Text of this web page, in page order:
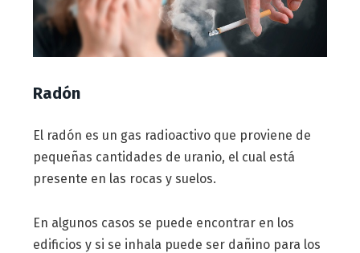
Radón
El radón es un gas radioactivo que proviene de
pequeñas cantidades de uranio, el cual está
presente en las rocas y suelos.
En algunos casos se puede encontrar en los
edificios y si se inhala puede ser dañino para los